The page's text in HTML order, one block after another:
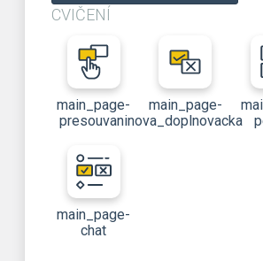
CVIČENÍ
main_page-
presouvani
main_page-
nova_doplnovacka
main_page-
chat